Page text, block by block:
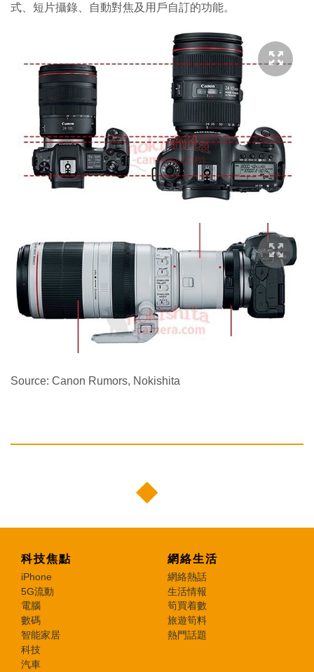
式、短片攝錄、自動對焦及用戶自訂的功能。
Source: Canon Rumors, Nokishita
科技焦點
iPhone
5G流動
電腦
數碼
智能家居
科技
汽車
網絡生活
網絡熱話
生活情報
筍買着數
旅遊筍料
熱門話題